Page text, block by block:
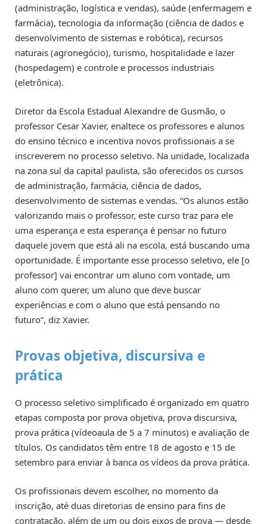
(administração, logística e vendas), saúde (enfermagem e
farmácia), tecnologia da informação (ciência de dados e
desenvolvimento de sistemas e robótica), recursos
naturais (agronegócio), turismo, hospitalidade e lazer
(hospedagem) e controle e processos industriais
(eletrônica).
Diretor da Escola Estadual Alexandre de Gusmão, o
professor Cesar Xavier, enaltece os professores e alunos
do ensino técnico e incentiva novos profissionais a se
inscreverem no processo seletivo. Na unidade, localizada
na zona sul da capital paulista, são oferecidos os cursos
de administração, farmácia, ciência de dados,
desenvolvimento de sistemas e vendas. “Os alunos estão
valorizando mais o professor, este curso traz para ele
uma esperança e esta esperança é pensar no futuro
daquele jovem que está ali na escola, está buscando uma
oportunidade. É importante esse processo seletivo, ele [o
professor] vai encontrar um aluno com vontade, um
aluno com querer, um aluno que deve buscar
experiências e com o aluno que está pensando no
futuro”, diz Xavier.
Provas objetiva, discursiva e
prática
O processo seletivo simplificado é organizado em quatro
etapas composta por prova objetiva, prova discursiva,
prova prática (vídeoaula de 5 a 7 minutos) e avaliação de
títulos. Os candidatos têm entre 18 de agosto e 15 de
setembro para enviar à banca os vídeos da prova prática.
Os profissionais devem escolher, no momento da
inscrição, até duas diretorias de ensino para fins de
contratação, além de um ou dois eixos de prova — desde